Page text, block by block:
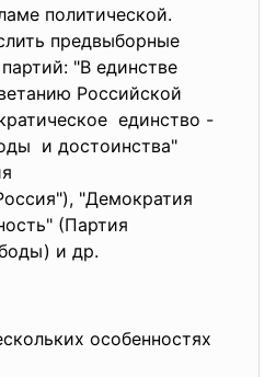
политической.
предвыборные
"В единстве
Российской
единство -
и достоинства"
"Демократия
(Партия
и др.
особенностях